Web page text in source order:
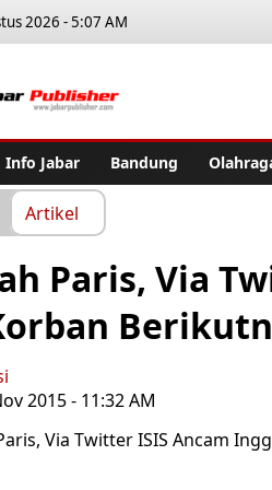
2026 - 5:07 AM
Info Jabar Bandung
Artikel
Paris, Via
2015 - 11:32 AM